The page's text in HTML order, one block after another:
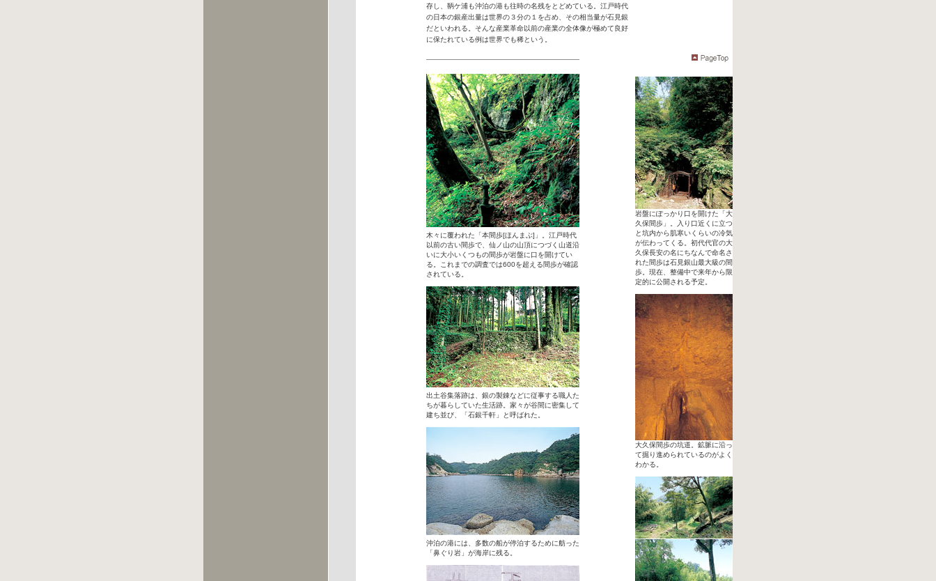
存し、鞆ケ浦も沖泊の港も往時の名残をとどめている。江戸時代
の日本の銀産出量は世界の３分の１を占め、その相当量が石見銀
だといわれる。そんな産業革命以前の産業の全体像が極めて良好
に保たれている例は世界でも稀という。
木々に覆われた「本間歩[ほんまぶ]」。江戸時代
以前の古い間歩で、仙ノ山の山頂につづく山道沿
いに大小いくつもの間歩が岩盤に口を開けてい
る。これまでの調査では600を超える間歩が確認
されている。
出土谷集落跡は、銀の製錬などに従事する職人た
ちが暮らしていた生活跡。家々が谷間に密集して
建ち並び、「石銀千軒」と呼ばれた。
沖泊の港には、多数の船が停泊するために舫った
「鼻ぐり岩」が海岸に残る。
岩盤にぽっかり口を開けた「大
久保間歩」。入り口近くに立つ
と坑内から肌寒いくらいの冷気
が伝わってくる。初代代官の大
久保長安の名にちなんで命名さ
れた間歩は石見銀山最大級の間
歩。現在、整備中で来年から限
定的に公開される予定。
大久保間歩の坑道。鉱脈に沿っ
て掘り進められているのがよく
わかる。